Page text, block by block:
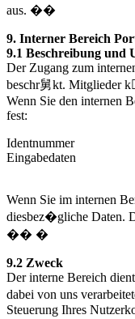
aus. ��
9. Interner Bereich
9.1 Beschreibung und
Der Zugang zum
beschr舅kt. Mitglieder
Wenn Sie den internen
fest:
Identnummer
Eingabedaten
Wenn Sie im internen
diesbez�gliche Daten.
�� �
9.2 Zweck
Der interne Bereich
dabei von uns
Steuerung Ihres